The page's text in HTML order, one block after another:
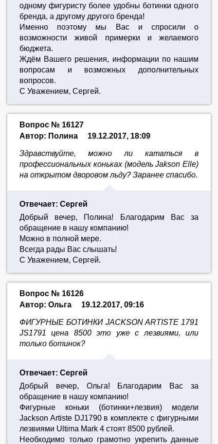
одному фигуристу более удобны ботинки одного
бренда, а другому другого бренда!
Именно поэтому мы Вас и спросили о
возможности живой примерки и желаемого
бюджета.
Ждём Вашего решения, информации по нашим
вопросам и возможных дополнительных
вопросов.
С Уважением, Сергей.
Вопрос № 16127
Автор: Полина
19.12.2017, 18:09
Здравствуйте, можно ли кататься в
профессиональных коньках (модель Jakson Elle)
на открытом дворовом льду? Заранее спасибо.
Отвечает: Сергей
Добрый вечер, Полина! Благодарим Вас за
обращение в нашу компанию!
Можно в полной мере.
Всегда рады Вас слышать!
С Уважением, Сергей.
Вопрос № 16126
Автор: Ольга
19.12.2017, 09:16
ФИГУРНЫЕ БОТИНКИ JACKSON ARTISTE 1791
JS1791 цена 8500 это уже с лезвиями, или
только ботинок?
Отвечает: Сергей
Добрый вечер, Ольга! Благодарим Вас за
обращение в нашу компанию!
Фигурные коньки (ботинки+лезвия) модели
Jackson Artiste DJ1790 в комплекте с фигурными
лезвиями Ultima Mark 4 стоят 8500 рублей.
Необходимо только грамотно укрепить данные